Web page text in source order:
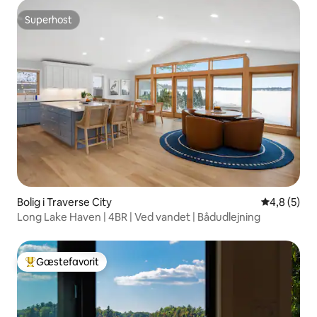
Superhost
Superhost
Bolig i Traverse City 4,8 ud af 5
4,8 (5)
Long Lake Haven | 4BR | Ved vandet | Bådudlejning
Bedste gæstefavorit
Gæstefavorit